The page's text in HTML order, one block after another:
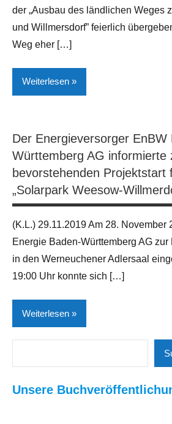
der „Ausbau des ländlichen Weges
und Willmersdorf” feierlich
Weg eher […]
Weiterlesen
Landwirtschaft
Wirtschaft
Der Energieversorger EnBW
Württemberg AG informierte
bevorstehenden Projektstart
„Solarpark Weesow-
(K.L.) 29.11.2019 Am 28. November
Energie Baden-Württemberg AG
in den Werneuchener Adlersaal
19:00 Uhr konnte sich […]
Weiterlesen
und entsorgung
Unsere